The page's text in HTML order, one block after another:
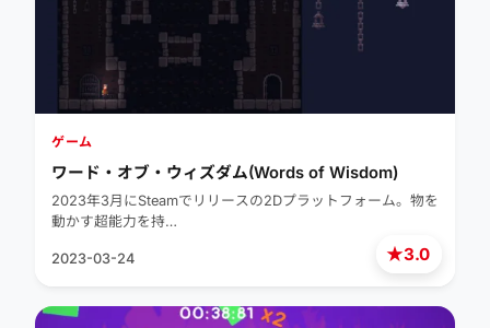
★3.0
ゲーム
ワード・オブ・ウィズダム(Words of Wisdom)
2023年3月にSteamでリリースの2Dプラットフォーム。物を
動かす超能力を持…
2023-03-24